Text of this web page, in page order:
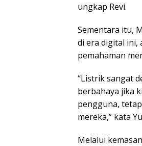
ungkap Revi.
Sementara itu,
di era digital ini,
pemahaman
“Listrik sangat
berbahaya jika
pengguna,
mereka,” kata
Melalui